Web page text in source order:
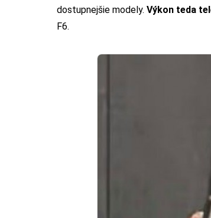
dostupnejšie modely. Výkon teda
F6.